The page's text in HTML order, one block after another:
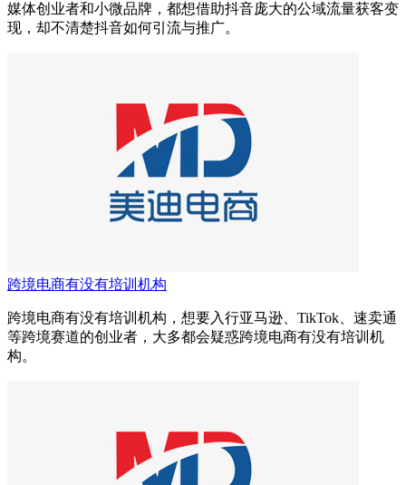
媒体创业者和小微品牌，都想借助抖音庞大的公域流量获客变
现，却不清楚抖音如何引流与推广。
跨境电商有没有培训机构
跨境电商有没有培训机构，想要入行亚马逊、TikTok、速卖通
等跨境赛道的创业者，大多都会疑惑跨境电商有没有培训机
构。